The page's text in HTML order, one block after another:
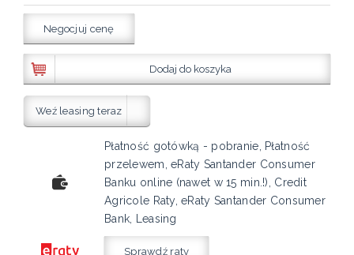
Negocjuj cenę
Dodaj do koszyka
Weź leasing teraz
Płatność gotówką - pobranie, Płatność
przelewem, eRaty Santander Consumer
Banku online (nawet w 15 min.!), Credit
Agricole Raty, eRaty Santander Consumer
Bank, Leasing
Sprawdź raty